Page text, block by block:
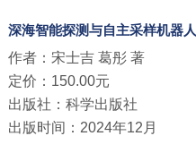
深海智能探测与自主采样机器人
作者：宋士吉 葛彤 著
定价：150.00元
出版社：科学出版社
出版时间：2024年12月